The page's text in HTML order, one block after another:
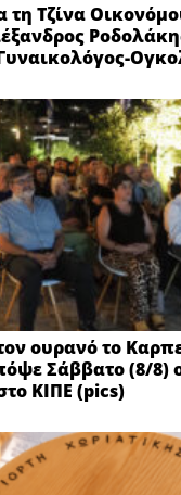
τη Τζίνα
ουρανό το
Σάββατο (8/8)
ΚΙΠΕ (pics)